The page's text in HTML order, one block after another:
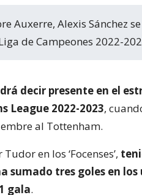
de Campeones 2022-
decir presente en el
League 2022-2023,
al Tottenham.
en los ‘Focenses’,
sumado tres goles en
gala.